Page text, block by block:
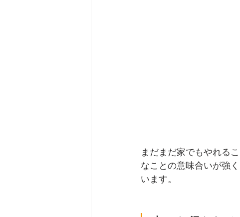
まだまだ家でもやれる
なことの意味合いが強
います。